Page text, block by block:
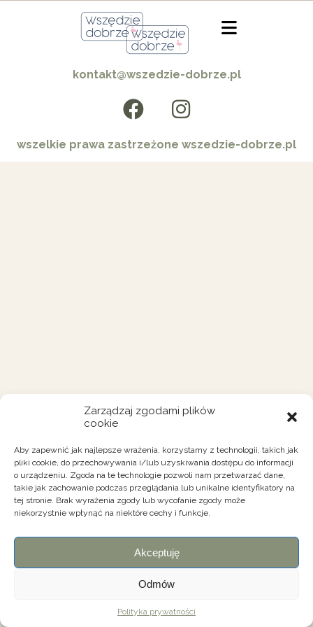
Zarządzaj zgodami plików
cookie
Aby zapewnić jak najlepsze wrażenia, korzystamy z technologii, takich jak
pliki cookie, do przechowywania i/lub uzyskiwania dostępu do informacji
o urządzeniu. Zgoda na te technologie pozwoli nam przetwarzać dane,
takie jak zachowanie podczas przeglądania lub unikalne identyfikatory na
tej stronie. Brak wyrażenia zgody lub wycofanie zgody może
niekorzystnie wpłynąć na niektóre cechy i funkcje.
Akceptuję
Odmów
Polityka prywatności
kontakt@wszedzie-dobrze.pl
wszelkie prawa zastrzeżone wszedzie-dobrze.pl